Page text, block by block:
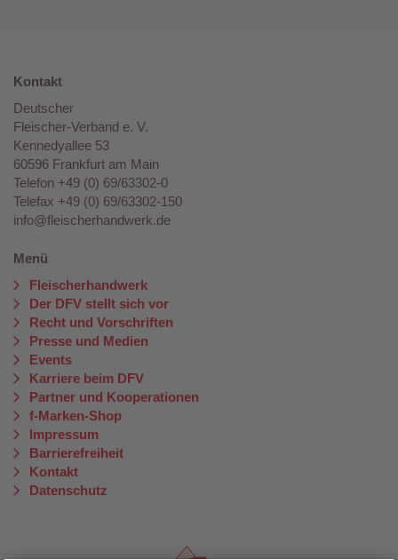
Kontakt
Deutscher
Fleischer-Verband e. V.
Kennedyallee 53
60596 Frankfurt am Main
Telefon +49 (0) 69/63302-0
Telefax +49 (0) 69/63302-150
info@fleischerhandwerk.de
Menü
Fleischerhandwerk
Der DFV stellt sich vor
Recht und Vorschriften
Presse und Medien
Events
Karriere beim DFV
Partner und Kooperationen
f-Marken-Shop
Impressum
Barrierefreiheit
Kontakt
Datenschutz